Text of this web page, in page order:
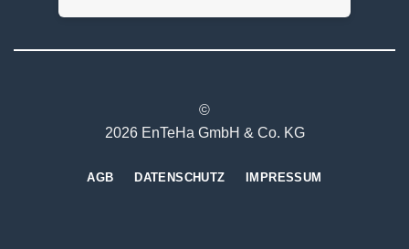
©
2026 EnTeHa GmbH & Co. KG
AGB DATENSCHUTZ IMPRESSUM